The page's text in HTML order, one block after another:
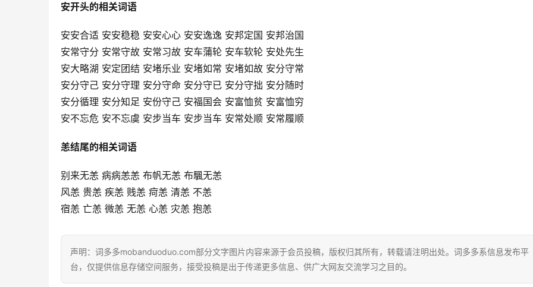
安开头的相关词语
安安合适 安安稳稳 安安心心 安安逸逸 安邦定国 安邦治国
安常守分 安常守故 安常习故 安车蒲轮 安车软轮 安处先生
安大略湖 安定团结 安堵乐业 安堵如常 安堵如故 安分守常
安分守己 安分守理 安分守命 安分守已 安分守拙 安分随时
安分循理 安分知足 安份守己 安福国会 安富恤贫 安富恤穷
安不忘危 安不忘虞 安步当车 安步当车 安常处顺 安常履顺
恙结尾的相关词语
别来无恙 病病恙恙 布帆无恙 布颿无恙
风恙 贵恙 疾恙 贱恙 疴恙 清恙 不恙
宿恙 亡恙 微恙 无恙 心恙 灾恙 抱恙
声明：词多多mobanduoduo.com部分文字图片内容来源于会员投稿，版权归其所有，转载请注明出处。词多多系信息发布平
台，仅提供信息存储空间服务，接受投稿是出于传递更多信息、供广大网友交流学习之目的。